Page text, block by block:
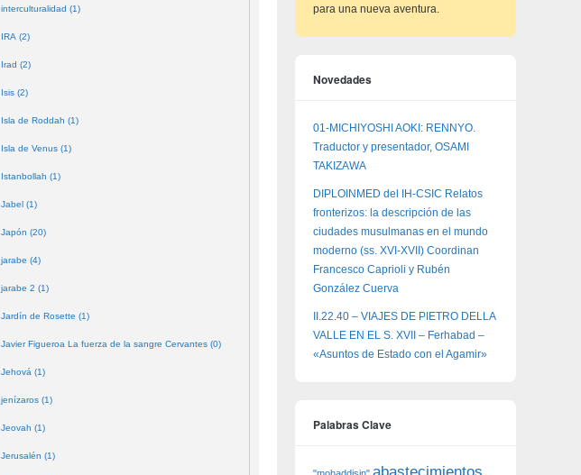
interculturalidad (1)
IRA (2)
Irad (2)
Isis (2)
Isla de Roddah (1)
Isla de Venus (1)
Istanbollah (1)
Jabel (1)
Japón (20)
jarabe (4)
jarabe 2 (1)
Jardín de Rosette (1)
Javier Figueroa La fuerza de la sangre Cervantes (0)
Jehová (1)
jenízaros (1)
Jeovah (1)
Jerusalén (1)
para una nueva aventura.
Novedades
01-MICHIYOSHI AOKI: RENNYO.
Traductor y presentador, OSAMI
TAKIZAWA
DIPLOINMED del IH-CSIC Relatos
fronterizos: la descripción de las
ciudades musulmanas en el mundo
moderno (ss. XVI-XVII) Coordinan
Francesco Caprioli y Rubén
González Cuerva
II.22.40 – VIAJES DE PIETRO DELLA
VALLE EN EL S. XVII – Ferhabad –
«Asuntos de Estado con el Agamir»
Palabras Clave